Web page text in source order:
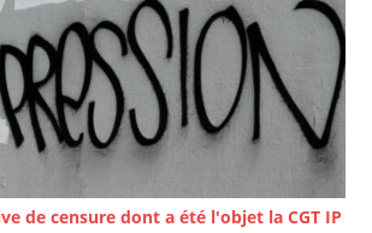
de censure dont a été l'objet la CGT IP